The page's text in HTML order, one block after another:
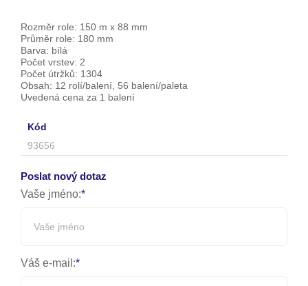
Rozměr role: 150 m x 88 mm
Průměr role: 180 mm
Barva: bílá
Počet vrstev: 2
Počet útržků: 1304
Obsah: 12 rolí/balení, 56 balení/paleta
Uvedená cena za 1 balení
Kód
93656
Poslat nový dotaz
Vaše jméno:
Váš e-mail: